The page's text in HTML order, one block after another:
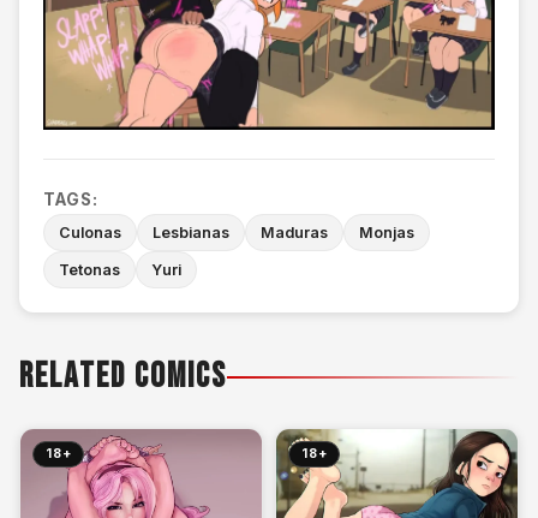
TAGS:
Culonas Lesbianas Maduras Monjas
Tetonas Yuri
RELATED COMICS
18+ 18+